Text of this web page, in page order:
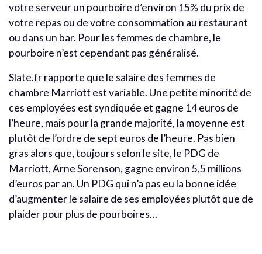
votre serveur un pourboire d’environ 15% du prix de
votre repas ou de votre consommation au restaurant
ou dans un bar. Pour les femmes de chambre, le
pourboire n’est cependant pas généralisé.
Slate.fr rapporte que le salaire des femmes de
chambre Marriott est variable. Une petite minorité de
ces employées est syndiquée et gagne 14 euros de
l’heure, mais pour la grande majorité, la moyenne est
plutôt de l’ordre de sept euros de l’heure. Pas bien
gras alors que, toujours selon le site, le PDG de
Marriott, Arne Sorenson, gagne environ 5,5 millions
d’euros par an. Un PDG qui n’a pas eu la bonne idée
d’augmenter le salaire de ses employées plutôt que de
plaider pour plus de pourboires…